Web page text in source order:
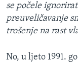
se počele
preuveličavanje
trošenje na rast
No, u ljeto 1991.